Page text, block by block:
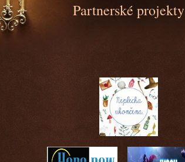
Partnerské projekty